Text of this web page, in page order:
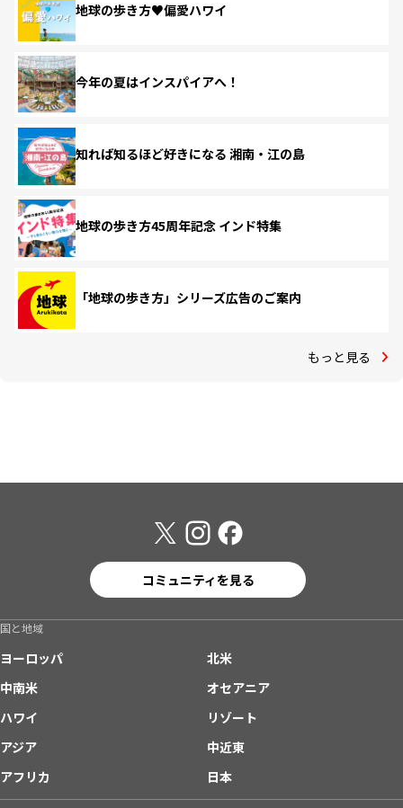
地球の歩き方♥偏愛ハワイ
今年の夏はインスパイアへ！
知れば知るほど好きになる 湘南・江の島
地球の歩き方45周年記念 インド特集
「地球の歩き方」シリーズ広告のご案内
もっと見る
コミュニティを見る
国と地域
ヨーロッパ
北米
中南米
オセアニア
ハワイ
リゾート
アジア
中近東
アフリカ
日本